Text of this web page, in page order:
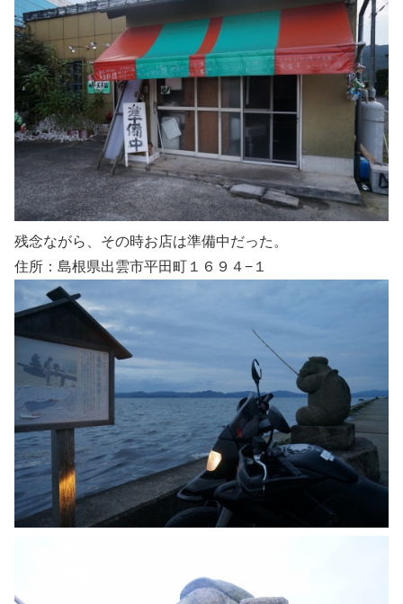
残念ながら、その時お店は準備中だった。
住所：島根県出雲市平田町１６９４−１